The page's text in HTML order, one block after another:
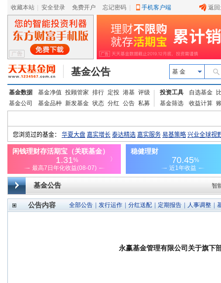
收藏本站 安全登录 免费开户 忘记密码 手机客户端 返
基金公告 基 金
基金数据 基金净值 投顾管家 排行 定投 港基 评级
基金公司
基金品种 新发基金 状态 分红 公告 私募
投资工具 自选基金
基金筛选
收益计算
基金公告 智
公告内容 全部公告 发行运作 分红送配 定期报告 人事调整
永赢基金管理有限公司关于旗下